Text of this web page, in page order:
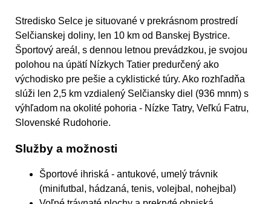
Stredisko Selce je situované v prekrásnom prostredí
Selčianskej doliny, len 10 km od Banskej Bystrice.
Športový areál, s dennou letnou prevádzkou, je svojou
polohou na úpätí Nízkych Tatier predurčený ako
východisko pre pešie a cyklistické túry. Ako rozhľadňa
slúži len 2,5 km vzdialený Selčiansky diel (936 mnm) s
výhľadom na okolité pohoria - Nízke Tatry, Veľkú Fatru,
Slovenské Rudohorie.
Služby a možnosti
Športové ihriská - antukové, umelý trávnik
(minifutbal, hádzaná, tenis, volejbal, nohejbal)